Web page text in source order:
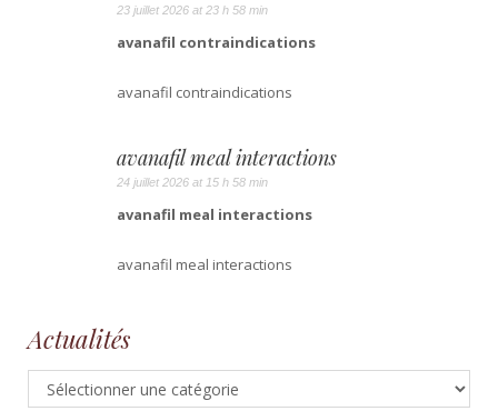
23 juillet 2026 at 23 h 58 min
avanafil contraindications
avanafil contraindications
avanafil meal interactions
24 juillet 2026 at 15 h 58 min
avanafil meal interactions
avanafil meal interactions
Actualités
Actualités